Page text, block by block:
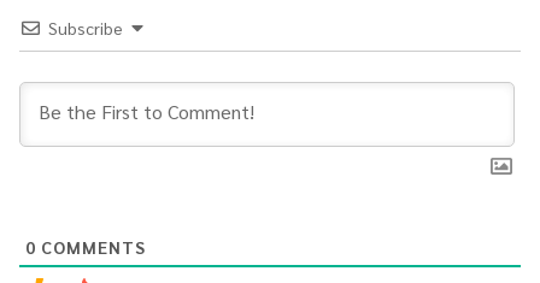
Televizije Sarajevo.
Subscribe
0 COMMENTS